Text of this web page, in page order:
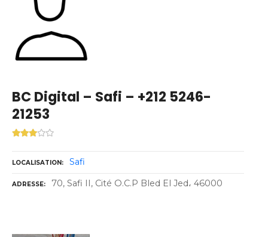
BC Digital – Safi – +212 5246-
21253
LOCALISATION Safi
ADRESSE 70, Safi II, Cité O.C.P Bled El Jed، 46000